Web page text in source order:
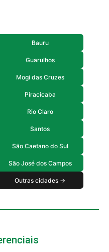
Bauru
Guarulhos
Mogi das Cruzes
Piracicaba
Rio Claro
Santos
São Caetano do Sul
São José dos Campos
Outras cidades →